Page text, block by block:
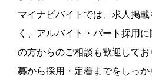
マイナビバイトでは、求人掲
く、アルバイト・パート採用
の方からのご相談も歓迎して
募から採用・定着までをしっ